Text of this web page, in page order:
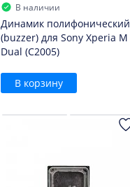
В наличии
Динамик полифонический
(buzzer) для Sony Xperia M
Dual (C2005)
В корзину